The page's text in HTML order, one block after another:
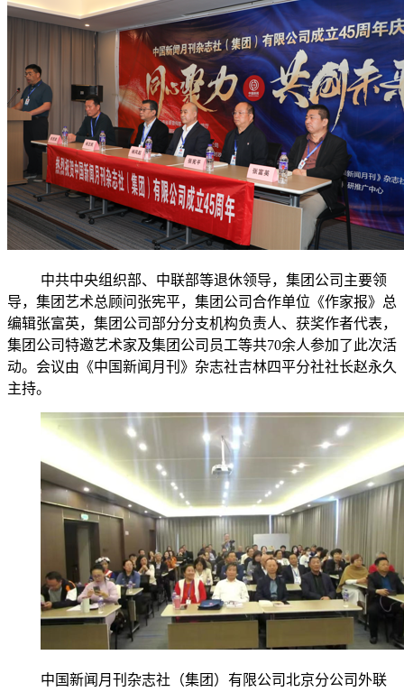
中共中央组织部、中联部等退休领导，集团公司主要领
导，集团艺术总顾问张宪平，集团公司合作单位《作家报》总
编辑张富英，集团公司部分分支机构负责人、获奖作者代表，
集团公司特邀艺术家及集团公司员工等共70余人参加了此次活
动。会议由《中国新闻月刊》杂志社吉林四平分社社长赵永久
主持。
中国新闻月刊杂志社（集团）有限公司北京分公司外联